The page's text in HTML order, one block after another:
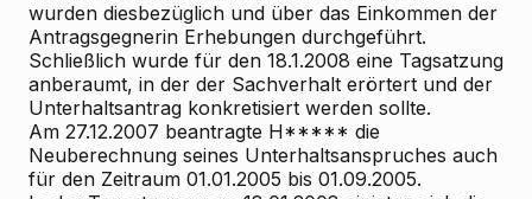
wurden diesbezüglich und über das Einkommen der
Antragsgegnerin Erhebungen durchgeführt.
Schließlich wurde für den 18.1.2008 eine Tagsatzung
anberaumt, in der der Sachverhalt erörtert und der
Unterhaltsantrag konkretisiert werden sollte.
Am 27.12.2007 beantragte H***** die
Neuberechnung seines Unterhaltsanspruches auch
für den Zeitraum 01.01.2005 bis 01.09.2005.